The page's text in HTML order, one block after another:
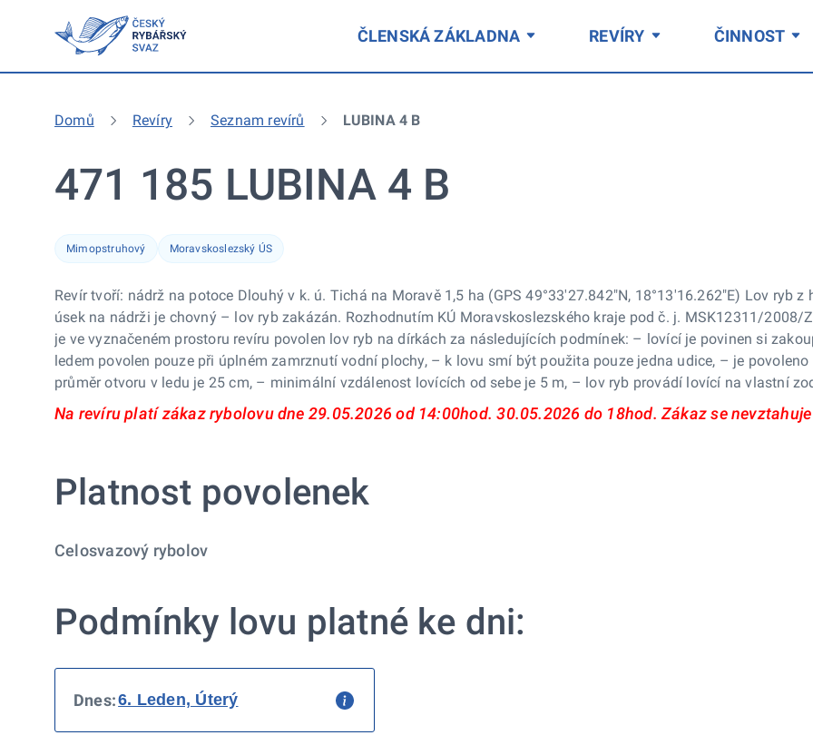
ČLENSKÁ ZÁKLADNA REVÍRY ČINNOST
Domů Revíry Seznam revírů LUBINA 4 B
471 185 LUBINA 4 B
Mimopstruhový Moravskoslezský ÚS
Revír tvoří: nádrž na potoce Dlouhý v k. ú. Tichá na Moravě 1,5 ha (GPS 49°33'27.842"N, 18°13'16.262"E) Lov ryb
úsek na nádrži je chovný – lov ryb zakázán. Rozhodnutím KÚ Moravskoslezského kraje pod č. j. MSK12311/
je ve vyznačeném prostoru revíru povolen lov ryb na dírkách za následujících podmínek: – lovící je povinen si
ledem povolen pouze při úplném zamrznutí vodní plochy, – k lovu smí být použita pouze jedna udice, – je
průměr otvoru v ledu je 25 cm, – minimální vzdálenost lovících od sebe je 5 m, – lov ryb provádí lovící na vlastní
Na revíru platí zákaz rybolovu dne 29.05.2026 od 14:00hod. 30.05.2026 do 18hod. Zákaz se
Platnost povolenek
Celosvazový rybolov
Podmínky lovu platné ke dni:
Dnes: